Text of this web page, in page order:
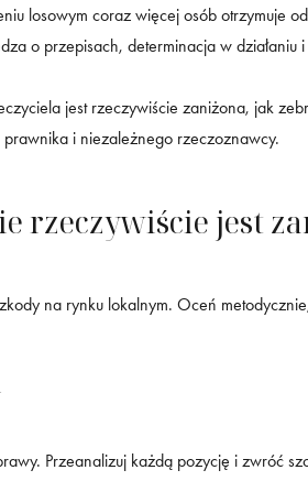
losowym coraz więcej osób
o przepisach, determinacja w działaniu
jest rzeczywiście zaniżona, jak
i niezależnego rzeczoznawcy.
rzeczywiście jest
na rynku lokalnym. Oceń
Przeanalizuj każdą pozycję i zwróć